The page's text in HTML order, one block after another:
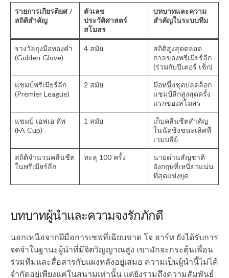
รายการเกียรติยศ /
สถิติสำคัญ
ตัวเลข
ประวัติศาสตร์
สโมสร
บทบาทและความ
สำคัญในระบบทีม
รางวัลถุงมือทองคำ
(Golden Glove)
4 สมัย
สถิติสูงสุดตลอด
กาลของพรีเมียร์ลีก
(ร่วมกับปีเตอร์ เช็ก)
แชมป์พรีเมียร์ลีก
(Premier League)
2 สมัย
มือหนึ่งชุดปลดล็อก
แชมป์ลีกสูงสุดครั้ง
แรกของสโมสร
แชมป์ เอฟเอ คัพ
(FA Cup)
1 สมัย
เก็บคลีนชีตสำคัญ
ในนัดชิงชนะเลิศที่
เวมบลีย์
สถิติจำนวนคลีนชีต
ในพรีเมียร์ลีก
ทะลุ 100 ครั้ง
นายด่านสัญชาติ
อังกฤษที่เหนียวแน่น
ที่สุดแห่งยุค
บทบาทผู้นำและความจงรักภักดี
นอกเหนือจากฝีมือการเซฟที่เฉียบขาด โจ ฮาร์ท ยังได้รับการ
จดจำในฐานะผู้นำที่มีจิตวิญญาณสูง เขามักจะกระตุ้นเพื่อน
ร่วมทีมและสื่อสารกับแผงหลังอยู่เสมอ ความเป็นผู้นำนี้ไม่ได้
จำกัดอยู่เพียงแค่ในสนามเท่านั้น แต่ยังรวมถึงความสัมพันธ์